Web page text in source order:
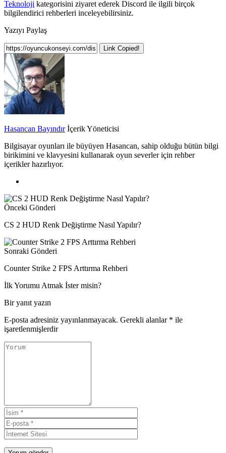
Teknoloji kategorisini ziyaret ederek Discord ile ilgili birçok
bilgilendirici rehberleri inceleyebilirsiniz.
Yazıyı Paylaş
Link Copied!
Hasancan Bayındır İçerik Yöneticisi
Bilgisayar oyunları ile büyüyen Hasancan, sahip olduğu bütün bilgi
birikimini ve klavyesini kullanarak oyun severler için rehber
içerikler hazırlıyor.
Önceki Gönderi
CS 2 HUD Renk Değiştirme Nasıl Yapılır?
Sonraki Gönderi
Counter Strike 2 FPS Arttırma Rehberi
İlk Yorumu Atmak İster misin?
Bir yanıt yazın
E-posta adresiniz yayınlanmayacak. Gerekli alanlar * ile
işaretlenmişlerdir